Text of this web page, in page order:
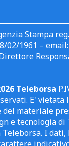
Stampa
02/1961 – email:
Teleborsa
E' vietata
del materiale
e tecnologia
I dati,